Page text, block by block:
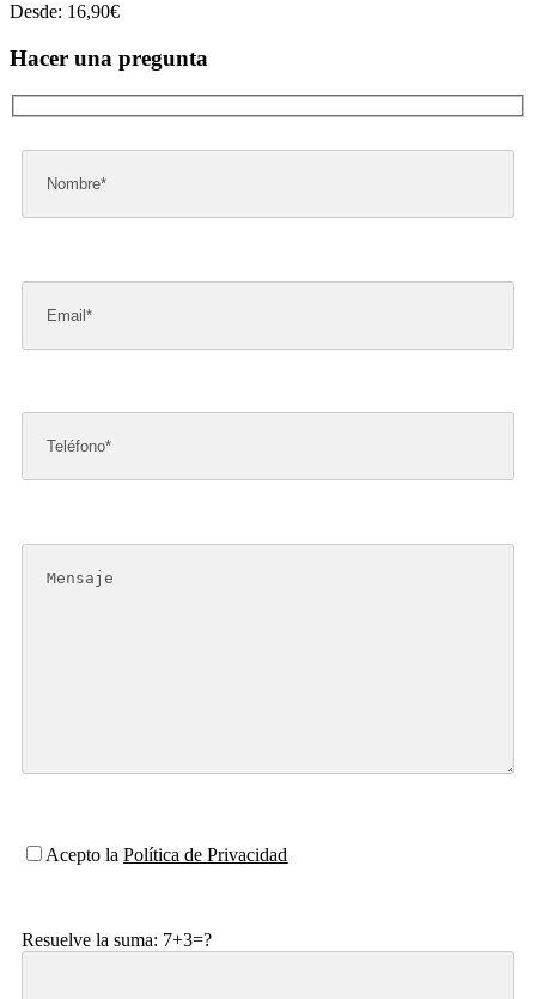
Desde: 16,90€
Hacer una pregunta
Acepto laPolítica de Privacidad
Resuelve la suma: 7+3=?